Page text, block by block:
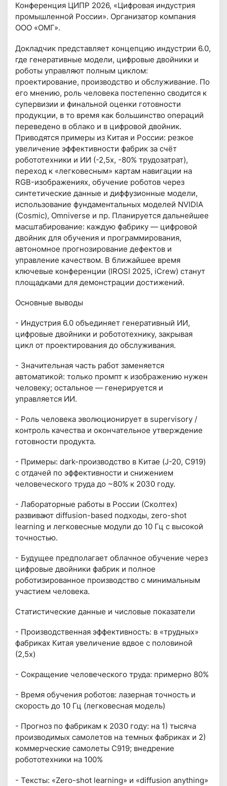
Конференция ЦИПР 2026, «Цифровая индустрия
промышленной России». Организатор компания
ООО «ОМГ».
Докладчик представляет концепцию индустрии 6.0,
где генеративные модели, цифровые двойники и
роботы управляют полным циклом:
проектирование, производство и обслуживание. По
его мнению, роль человека постепенно сводится к
супервизии и финальной оценки готовности
продукции, в то время как большинство операций
переведено в облако и в цифровой двойник.
Приводятся примеры из Китая и России: резкое
увеличение эффективности фабрик за счёт
робототехники и ИИ (-2,5x, -80% трудозатрат),
переход к «легковесным» картам навигации на
RGB-изображениях, обучение роботов через
синтетические данные и диффузионные модели,
использование фундаментальных моделей NVIDIA
(Cosmic), Omniverse и пр. Планируется дальнейшее
масштабирование: каждую фабрику — цифровой
двойник для обучения и программирования,
автономное прогнозирование дефектов и
управление качеством. В ближайшее время
ключевые конференции (IROSI 2025, iCrew) станут
площадками для демонстрации достижений.
Основные выводы
- Индустрия 6.0 объединяет генеративный ИИ,
цифровые двойники и робототехнику, закрывая
цикл от проектирования до обслуживания.
- Значительная часть работ заменяется
автоматикой: только промпт к изображению нужен
человеку; остальное — генерируется и
управляется ИИ.
- Роль человека эволюционирует в supervisory /
контроль качества и окончательное утверждение
готовности продукта.
- Примеры: dark-производство в Китае (J-20, C919)
с отдачей по эффективности и снижением
человеческого труда до ~80% к 2030 году.
- Лабораторные работы в России (Сколтех)
развивают diffusion-based подходы, zero-shot
learning и легковесные модули до 10 Гц с высокой
точностью.
- Будущее предполагает облачное обучение через
цифровые двойники фабрик и полное
роботизированное производство с минимальным
участием человека.
Статистические данные и числовые показатели
- Производственная эффективность: в «трудных»
фабриках Китая увеличение вдвое с половиной
(2,5x)
- Сокращение человеческого труда: примерно 80%
- Время обучения роботов: лазерная точность и
скорость до 10 Гц (легковесная модель)
- Прогноз по фабрикам к 2030 году: на 1) тысяча
производимых самолетов на темных фабриках и 2)
коммерческие самолеты C919; внедрение
робототехники на 100%
- Тексты: «Zero-shot learning» и «diffusion anything»